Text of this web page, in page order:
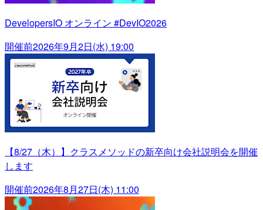
DevelopersIO オンライン #DevIO2026
開催前2026年9月2日(水) 19:00
【8/27（木）】クラスメソッドの新卒向け会社説明会を開催
します
開催前2026年8月27日(木) 11:00